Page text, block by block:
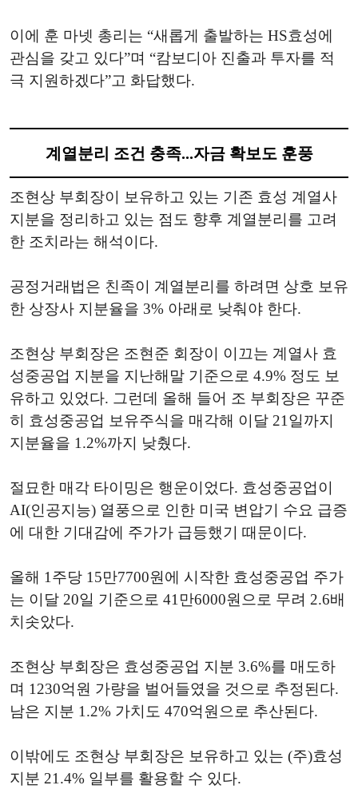
이에 훈 마넷 총리는 “새롭게 출발하는 HS효성에
관심을 갖고 있다”며 “캄보디아 진출과 투자를 적
극 지원하겠다”고 화답했다.
계열분리 조건 충족...자금 확보도 훈풍
조현상 부회장이 보유하고 있는 기존 효성 계열사
지분을 정리하고 있는 점도 향후 계열분리를 고려
한 조치라는 해석이다.
공정거래법은 친족이 계열분리를 하려면 상호 보유
한 상장사 지분율을 3% 아래로 낮춰야 한다.
조현상 부회장은 조현준 회장이 이끄는 계열사 효
성중공업 지분을 지난해말 기준으로 4.9% 정도 보
유하고 있었다. 그런데 올해 들어 조 부회장은 꾸준
히 효성중공업 보유주식을 매각해 이달 21일까지
지분율을 1.2%까지 낮췄다.
절묘한 매각 타이밍은 행운이었다. 효성중공업이
AI(인공지능) 열풍으로 인한 미국 변압기 수요 급증
에 대한 기대감에 주가가 급등했기 때문이다.
올해 1주당 15만7700원에 시작한 효성중공업 주가
는 이달 20일 기준으로 41만6000원으로 무려 2.6배
치솟았다.
조현상 부회장은 효성중공업 지분 3.6%를 매도하
며 1230억원 가량을 벌어들였을 것으로 추정된다.
남은 지분 1.2% 가치도 470억원으로 추산된다.
이밖에도 조현상 부회장은 보유하고 있는 (주)효성
지분 21.4% 일부를 활용할 수 있다.